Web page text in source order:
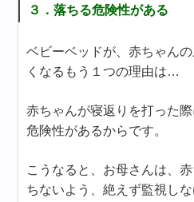
３．落ちる危険性がある
ベビーベッドが、赤ちゃん
くなるもう１つの理由は…
赤ちゃんが寝返りを打った
危険性があるからです。
こうなると、お母さんは、
ちないよう、絶えず監視し